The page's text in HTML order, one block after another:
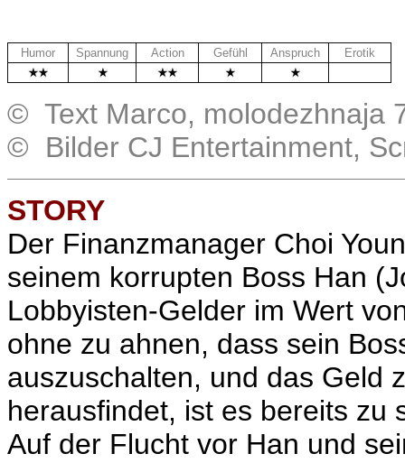
Humor Spannung Action Gefühl Anspruch
Erotik
© Text Marco, molodezhnaja
© Bilder CJ Entertainment,
STORY
Der Finanzmanager Choi
seinem korrupten Boss Han (
Lobbyisten-Gelder im Wert
ohne zu ahnen, dass sein
auszuschalten, und das Geld
herausfindet, ist es bereits zu
Auf der Flucht vor Han und